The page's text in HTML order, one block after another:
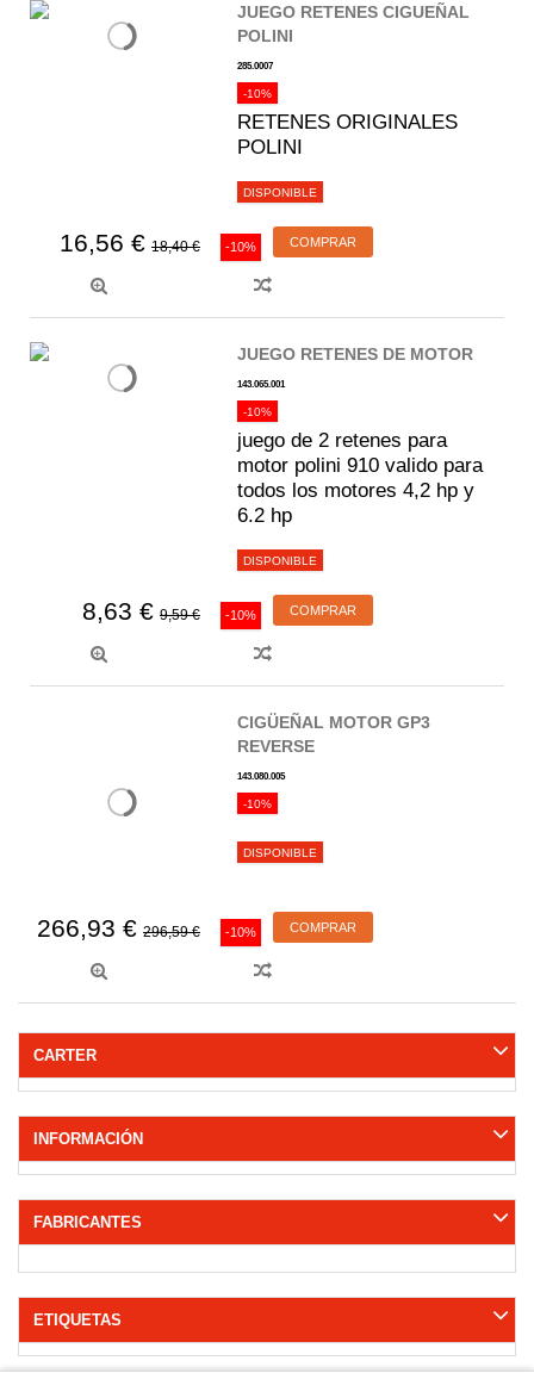
JUEGO RETENES CIGUEÑAL
POLINI
285.0007
-10%
RETENES ORIGINALES
POLINI
DISPONIBLE
16,56 € 18,40 € -10% COMPRAR
JUEGO RETENES DE MOTOR
143.065.001
-10%
juego de 2 retenes para
motor polini 910 valido para
todos los motores 4,2 hp y
6.2 hp
DISPONIBLE
8,63 € 9,59 € -10% COMPRAR
CIGÜEÑAL MOTOR GP3
REVERSE
143.080.005
-10%
DISPONIBLE
266,93 € 296,59 € -10% COMPRAR
CARTER
INFORMACIÓN
FABRICANTES
ETIQUETAS